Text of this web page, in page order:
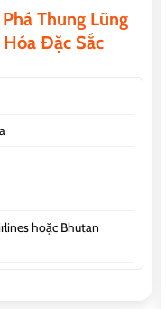
Thung Lũng
Đặc Sắc
hoặc Bhutan